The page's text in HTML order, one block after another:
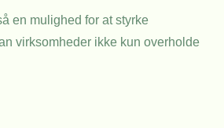
en mulighed for at styrke
virksomheder ikke kun overholde